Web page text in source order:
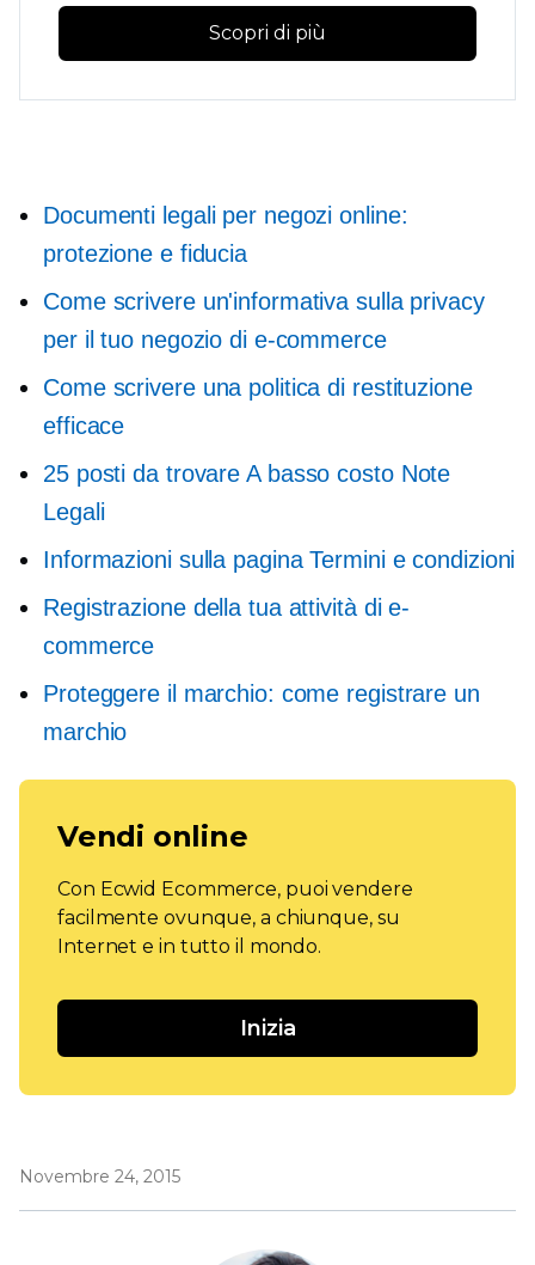
Scopri di più
Documenti legali per negozi online:
protezione e fiducia
Come scrivere un'informativa sulla privacy
per il tuo negozio di e-commerce
Come scrivere una politica di restituzione
efficace
25 posti da trovare A basso costoNote
Legali
Informazioni sulla pagina Termini e condizioni
Registrazione della tua attività di e-
commerce
Proteggere il marchio: come registrare un
marchio
Vendi online
Con Ecwid Ecommerce, puoi vendere
facilmente ovunque, a chiunque, su
Internet e in tutto il mondo.
Inizia
Novembre 24, 2015